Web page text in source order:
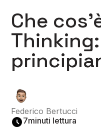
Che
Thinking:
Federico Bertucci
7minuti lettura